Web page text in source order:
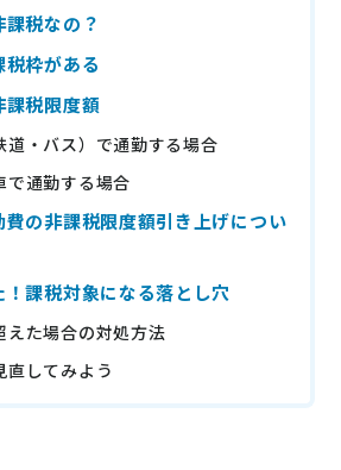
ーション
税なの？
枠がある
税限度額
道・バス）で通勤する場合
で通勤する場合
の非課税限度額引き上げについ
課税対象になる落とし穴
えた場合の対処方法
直してみよう